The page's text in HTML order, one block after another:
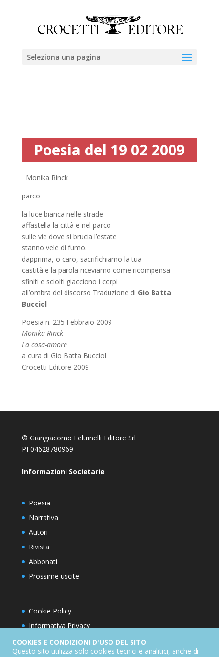
Seleziona una pagina
Poesia del 19 02 2009
Monika Rinck
parco
la luce bianca nelle strade
affastella la città e nel parco
sulle vie dove si brucia l’estate
stanno vele di fumo.
dapprima, o caro, sacrifichiamo la tua
castità e la parola riceviamo come ricompensa
sfiniti e sciolti giacciono i corpi
all’ombra del discorso Traduzione di Gio Batta
Bucciol
Poesia n. 235 Febbraio 2009
Monika Rinck
La cosa-amore
a cura di Gio Batta Bucciol
Crocetti Editore 2009
© Giangiacomo Feltrinelli Editore Srl
PI 04628780969
Informazioni Societarie
Poesia
Narrativa
Autori
Rivista
Abbonati
Prossime uscite
Cookie Policy
Informativa Privacy
Condizioni d’utilizzo del sito
Condizioni generali di abbonamento
COOKIES E CONDIZIONI D'USO DEL SITO
Questo sito utilizza solo cookies tecnici e analitici, anche di